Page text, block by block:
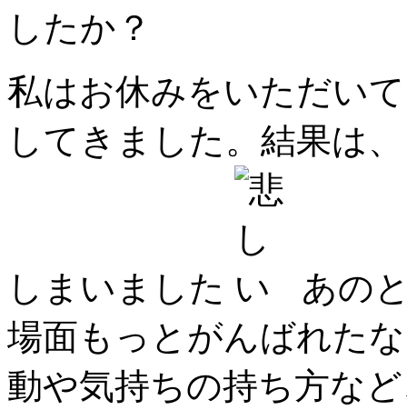
したか？
私はお休みをいただい
してきました。結果は
しまいました
あの
場面もっとがんばれた
動や気持ちの持ち方な